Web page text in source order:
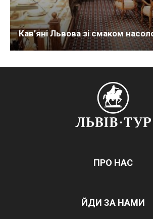
Кав’яні Львова зі смаком
ПРО НАС
ЙДИ ЗА НАМИ